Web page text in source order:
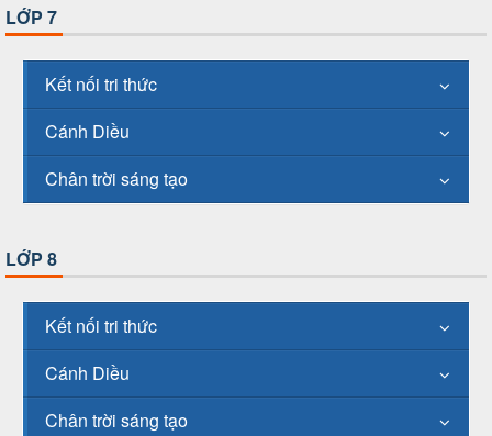
LỚP 7
Kết nối tri thức
Cánh Diều
Chân trời sáng tạo
LỚP 8
Kết nối tri thức
Cánh Diều
Chân trời sáng tạo